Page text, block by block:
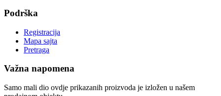
Podrška
Registracija
Mapa sajta
Pretraga
Važna napomena
Samo mali dio ovdje prikazanih proizvoda je izložen u našem